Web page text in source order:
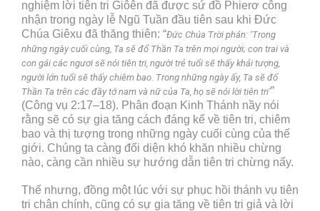
nghiệm lời tiên tri Giôên đã được sứ đồ Phierơ công
nhận trong ngày lễ Ngũ Tuần đầu tiên sau khi Đức
Chúa Giêxu đã thăng thiên: “Đức Chúa Trời phán: ‘Trong
những ngày cuối cùng, Ta sẽ đổ Thần Ta trên mọi người; con trai và
con gái các ngươi sẽ nói tiên tri, người trẻ tuổi sẽ thấy khải tượng,
người lớn tuổi sẽ thấy chiêm bao. Trong những ngày ấy, Ta sẽ đổ
Thần Ta trên các đầy tớ nam và nữ của Ta, họ sẽ nói lời tiên tri’”
(Công vụ 2:17–18). Phân đoạn Kinh Thánh nầy nói
rằng sẽ có sự gia tăng cách đáng kể về tiên tri, chiêm
bao và thị tượng trong những ngày cuối cùng của thế
giới. Chúng ta càng đối diện khó khăn nhiều chừng
nào, càng cần nhiều sự hướng dẫn tiên tri chừng nấy.
Thế nhưng, đồng một lúc với sự phục hồi thánh vụ tiên
tri chân chính, cũng có sự gia tăng về tiên tri giả và lời